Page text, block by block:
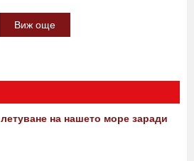
Виж още
на нашето море заради